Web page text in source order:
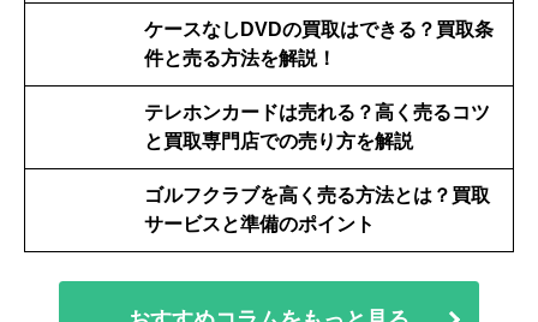
ケースなしDVDの買取はできる？買取条
件と売る方法を解説！
テレホンカードは売れる？高く売るコツ
と買取専門店での売り方を解説
ゴルフクラブを高く売る方法とは？買取
サービスと準備のポイント